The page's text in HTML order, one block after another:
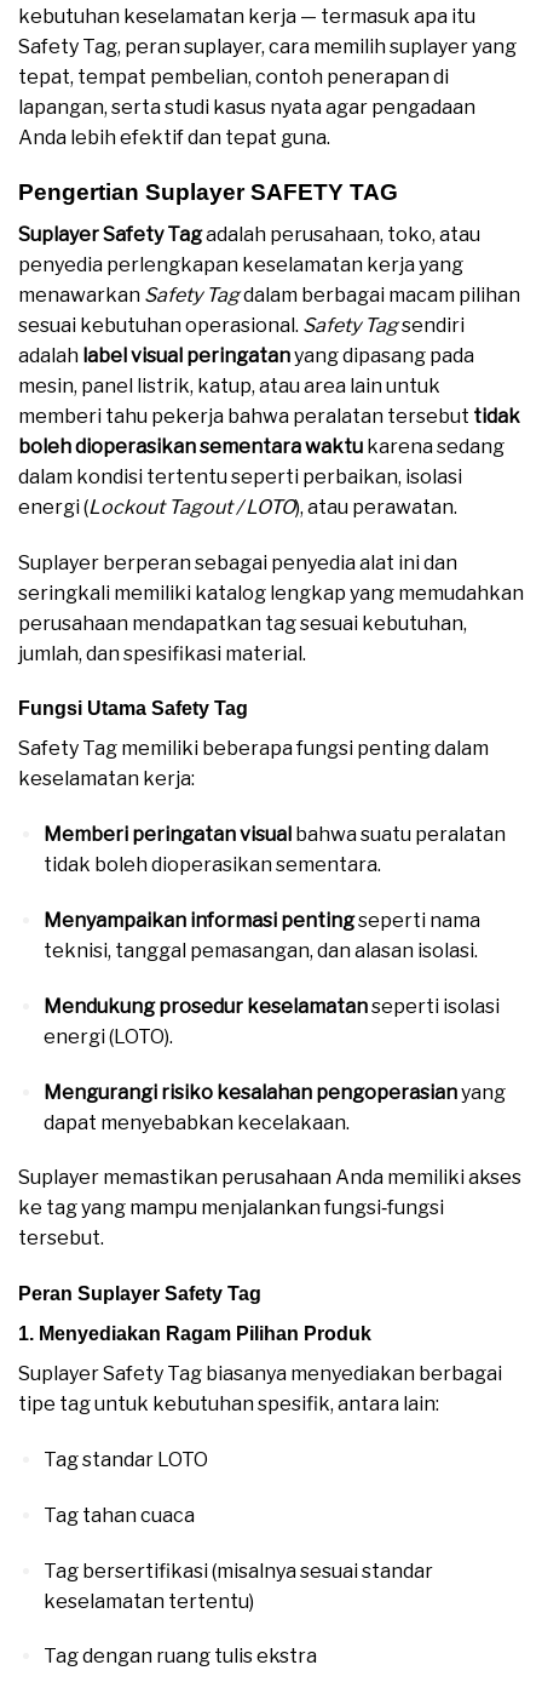
kebutuhan keselamatan kerja — termasuk apa itu
Safety Tag, peran suplayer, cara memilih suplayer yang
tepat, tempat pembelian, contoh penerapan di
lapangan, serta studi kasus nyata agar pengadaan
Anda lebih efektif dan tepat guna.
Pengertian Suplayer SAFETY TAG
Suplayer Safety Tagadalah perusahaan, toko, atau
penyedia perlengkapan keselamatan kerja yang
menawarkan Safety Tagdalam berbagai macam pilihan
sesuai kebutuhan operasional. Safety Tagsendiri
adalah label visual peringatanyang dipasang pada
mesin, panel listrik, katup, atau area lain untuk
memberi tahu pekerja bahwa peralatan tersebut tidak
boleh dioperasikan sementara waktu karena sedang
dalam kondisi tertentu seperti perbaikan, isolasi
energi (Lockout Tagout / LOTO), atau perawatan.
Suplayer berperan sebagai penyedia alat ini dan
seringkali memiliki katalog lengkap yang memudahkan
perusahaan mendapatkan tag sesuai kebutuhan,
jumlah, dan spesifikasi material.
Fungsi Utama Safety Tag
Safety Tag memiliki beberapa fungsi penting dalam
keselamatan kerja:
Memberi peringatan visualbahwa suatu peralatan
tidak boleh dioperasikan sementara.
Menyampaikan informasi pentingseperti nama
teknisi, tanggal pemasangan, dan alasan isolasi.
Mendukung prosedur keselamatanseperti isolasi
energi (LOTO).
Mengurangi risiko kesalahan pengoperasianyang
dapat menyebabkan kecelakaan.
Suplayer memastikan perusahaan Anda memiliki akses
ke tag yang mampu menjalankan fungsi‑fungsi
tersebut.
Peran Suplayer Safety Tag
1. Menyediakan Ragam Pilihan Produk
Suplayer Safety Tag biasanya menyediakan berbagai
tipe tag untuk kebutuhan spesifik, antara lain:
Tag standar LOTO
Tag tahan cuaca
Tag bersertifikasi (misalnya sesuai standar
keselamatan tertentu)
Tag dengan ruang tulis ekstra